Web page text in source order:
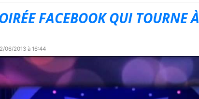
FACEBOOK QUI TOURNE À
06/2013 à 16:44